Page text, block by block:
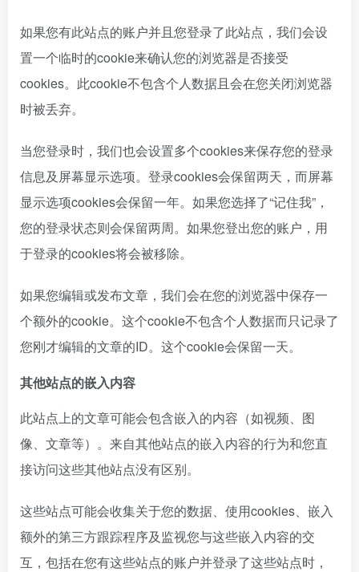
如果您有此站点的账户并且您登录了此站点，我们会设
置一个临时的cookie来确认您的浏览器是否接受
cookies。此cookie不包含个人数据且会在您关闭浏览器
时被丢弃。
当您登录时，我们也会设置多个cookies来保存您的登录
信息及屏幕显示选项。登录cookies会保留两天，而屏幕
显示选项cookies会保留一年。如果您选择了“记住我”，
您的登录状态则会保留两周。如果您登出您的账户，用
于登录的cookies将会被移除。
如果您编辑或发布文章，我们会在您的浏览器中保存一
个额外的cookie。这个cookie不包含个人数据而只记录了
您刚才编辑的文章的ID。这个cookie会保留一天。
其他站点的嵌入内容
此站点上的文章可能会包含嵌入的内容（如视频、图
像、文章等）。来自其他站点的嵌入内容的行为和您直
接访问这些其他站点没有区别。
这些站点可能会收集关于您的数据、使用cookies、嵌入
额外的第三方跟踪程序及监视您与这些嵌入内容的交
互，包括在您有这些站点的账户并登录了这些站点时，